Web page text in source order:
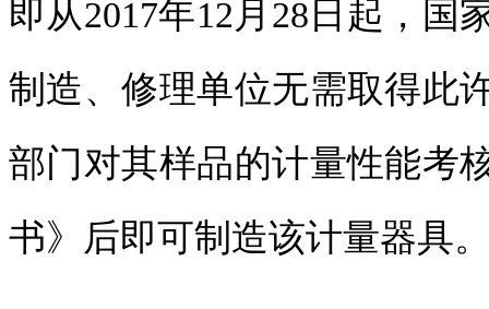
即从2017年12月28日起，国
制造、修理单位无需取得此
部门对其样品的计量性能考
书》后即可制造该计量器具